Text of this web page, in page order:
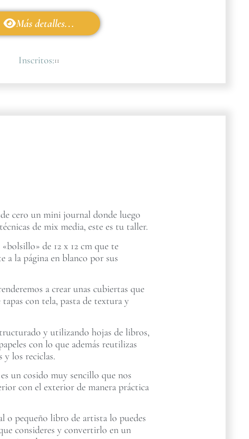
Más detalles...
Inscritos:11
cero un mini journal donde luego
de mix media, este es tu taller.
de 12 x 12 cm que te
a la página en blanco por sus
a crear unas cubiertas que
con tela, pasta de textura y
y utilizando hojas de libros,
con lo que además reutilizas
y los reciclas.
un cosido muy sencillo que nos
con el exterior de manera práctica
o pequeño libro de artista lo puedes
consideres y convertirlo en un